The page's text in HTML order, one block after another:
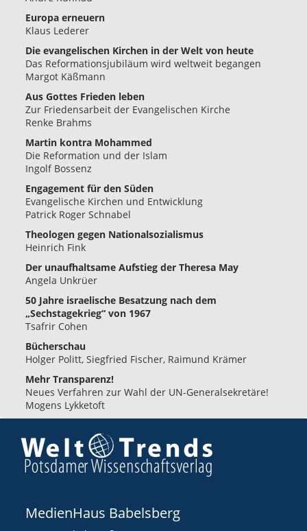
Europa erneuern
Klaus Lederer
Die evangelischen Kirchen in der Welt von heute
Das Reformationsjubiläum wird weltweit begangen
Margot Käßmann
Aus Gottes Frieden leben
Zur Friedensarbeit der Evangelischen Kirche
Renke Brahms
Martin kontra Mohammed
Die Reformation und der Islam
Ingolf Bossenz
Engagement für den Süden
Evangelische Kirchen und Entwicklung
Patrick Roger Schnabel
Theologen gegen Nationalsozialismus
Heinrich Fink
Der unaufhaltsame Aufstieg der Theresa May
Angela Unkrüer
50 Jahre israelische Besatzung nach dem
„Sechstagekrieg“ von 1967
Tsafrir Cohen
Bücherschau
Holger Politt, Siegfried Fischer, Raimund Krämer
Mehr Transparenz!
Neues Verfahren zur Wahl der UN-Generalsekretäre!
Mogens Lykketoft
MedienHaus Babelsberg